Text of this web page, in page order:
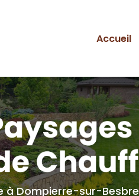
Accueil
à Dompierre-sur-Besbre